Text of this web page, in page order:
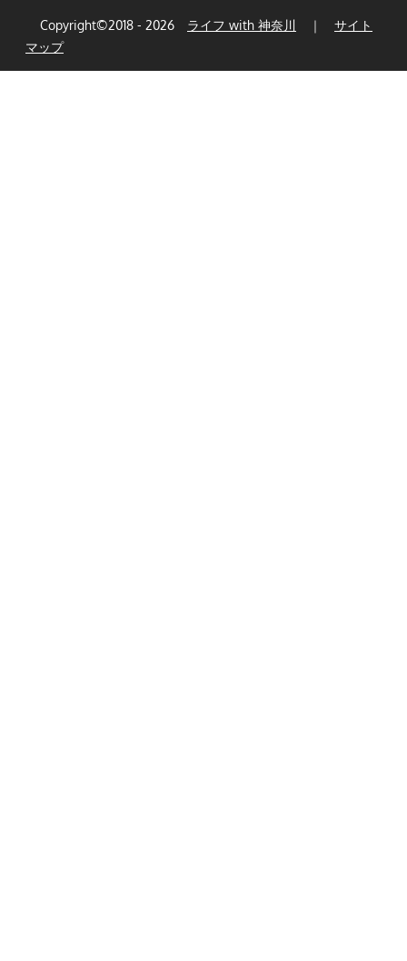
Copyright©2018 - 2026 ライフ with 神奈川 ｜ サイト
マップ